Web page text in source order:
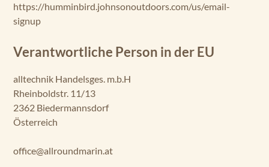
https://humminbird.johnsonoutdoors.com/us/email-
signup
Verantwortliche Person in der EU
alltechnik Handelsges. m.b.H
Rheinboldstr. 11/13
2362 Biedermannsdorf
Österreich
office@allroundmarin.at